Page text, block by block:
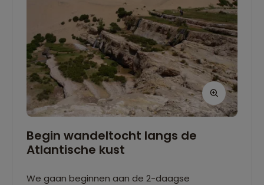
Begin wandeltocht langs de
Atlantische kust
We gaan beginnen aan de 2-daagse